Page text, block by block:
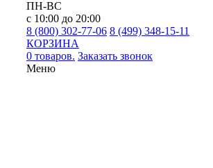
ПН-ВС
с 10:00 до 20:00
8 (800) 302-77-06 8 (499) 348-15-11
КОРЗИНА
0 товаров. Заказать звонок
Меню